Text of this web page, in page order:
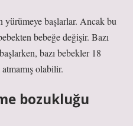
yürümeye başlarlar. Ancak bu
bebeğe değişir. Bazı
bazı bebekler 18
olabilir.
bozukluğu